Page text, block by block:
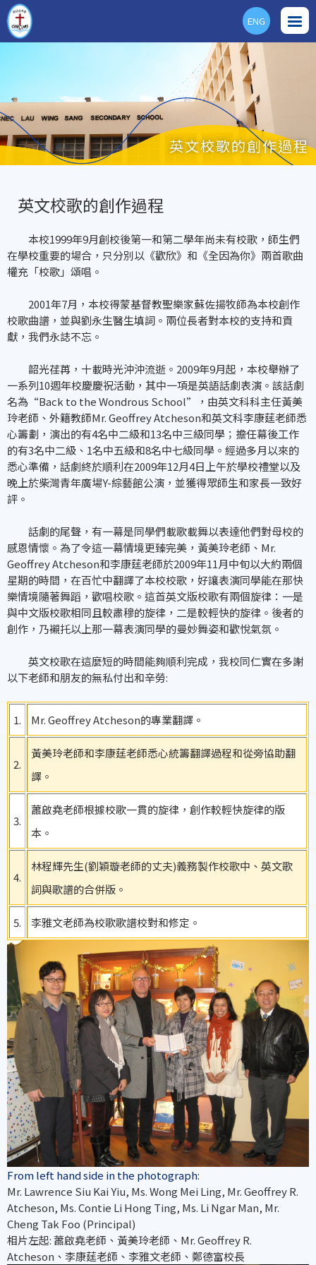
ENG
英文校歌的創作過程
英文校歌的創作過程
本校1999年9月創校後第一和第二學年尚未有校歌，師生們
在學校重要的場合，只分別以《歡欣》和《全因為你》兩首歌曲
權充「校歌」頌唱。
2001年7月，本校得蒙基督教聖樂家蘇佐揚牧師為本校創作
校歌曲譜，並與劉永生醫生填詞。兩位長者對本校的支持和貢
獻，我們永誌不忘。
韶光荏苒，十載時光沖沖流逝。2009年9月起，本校舉辦了
一系列10週年校慶慶祝活動，其中一項是英語話劇表演。該話劇
名為“Back to the Wondrous School”，由英文科科主任黃美
玲老師、外籍教師Mr. Geoffrey Atcheson和英文科李康莛老師悉
心籌劃，演出的有4名中二級和13名中三級同學；擔任幕後工作
的有3名中二級、1名中五級和8名中七級同學。經過多月以來的
悉心準備，話劇終於順利在2009年12月4日上午於學校禮堂以及
晚上於柴灣青年廣場Y-綜藝館公演，並獲得眾師生和家長一致好
評。
話劇的尾聲，有一幕是同學們載歌載舞以表達他們對母校的
感恩情懷。為了令這一幕情境更臻完美，黃美玲老師、Mr.
Geoffrey Atcheson和李康莛老師於2009年11月中旬以大約兩個
星期的時間，在百忙中翻譯了本校校歌，好讓表演同學能在那快
樂情境隨著舞蹈，歡唱校歌。這首英文版校歌有兩個旋律：一是
與中文版校歌相同且較肅穆的旋律，二是較輕快的旋律。後者的
創作，乃襯托以上那一幕表演同學的曼妙舞姿和歡悅氣氛。
英文校歌在這麼短的時間能夠順利完成，我校同仁實在多謝
以下老師和朋友的無私付出和辛勞:
1. Mr. Geoffrey Atcheson的專業翻譯。
2.
黃美玲老師和李康莛老師悉心統籌翻譯過程和從旁協助翻
譯。
3.
蕭啟堯老師根據校歌一貫的旋律，創作較輕快旋律的版
本。
4.
林程輝先生(劉穎璇老師的丈夫)義務製作校歌中、英文歌
詞與歌譜的合併版。
5. 李雅文老師為校歌歌譜校對和修定。
From left hand side in the photograph:
Mr. Lawrence Siu Kai Yiu, Ms. Wong Mei Ling, Mr. Geoffrey R.
Atcheson, Ms. Contie Li Hong Ting, Ms. Li Ngar Man, Mr.
Cheng Tak Foo (Principal)
相片左起: 蕭啟堯老師、黃美玲老師、Mr. Geoffrey R.
Atcheson、李康莛老師、李雅文老師、鄭德富校長